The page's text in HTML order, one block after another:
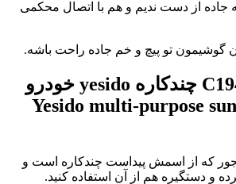
جاده از دست ندیم و هم با اتصال محکمی
گوشیمون تو پیچ و خم جاده راحت باشه.
هولدر موبایل C194 چندکاره yesido خودرو
Yesido multi-purpose
که از اسمش پیداست چندکاره است و
و دستگیره هم از آن استفاده کنید.